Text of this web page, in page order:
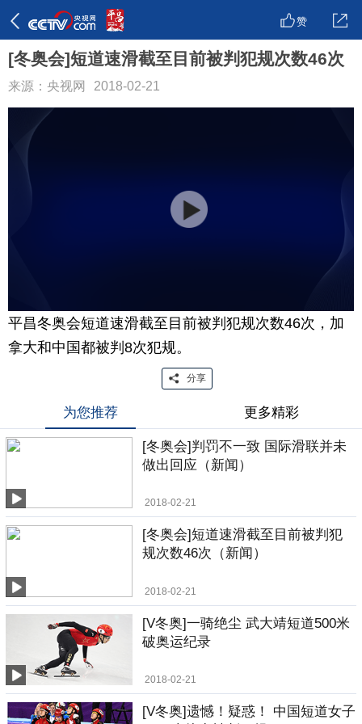
赞
[冬奥会]短道速滑截至目前被判犯规次数46次
来源：央视网 2018-02-21
平昌冬奥会短道速滑截至目前被判犯规次数46次，加
拿大和中国都被判8次犯规。
分享
为您推荐 更多精彩
[冬奥会]判罚不一致 国际滑联并未
做出回应（新闻）
2018-02-21
[冬奥会]短道速滑截至目前被判犯
规次数46次（新闻）
2018-02-21
[V冬奥]一骑绝尘 武大靖短道500米
破奥运纪录
2018-02-21
[V冬奥]遗憾！疑惑！ 中国短道女子